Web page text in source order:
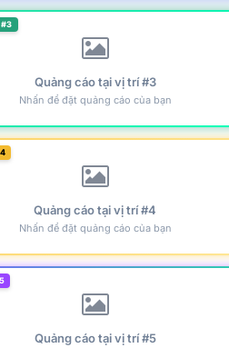
Quảng cáo tại vị trí #3
Nhấn để đặt quảng cáo của bạn
Quảng cáo tại vị trí #4
Nhấn để đặt quảng cáo của bạn
Quảng cáo tại vị trí #5